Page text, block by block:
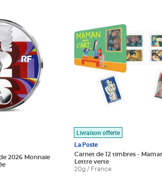
2026 Monnaie
Livraison offerte
La Poste
Carnet de 12 timbres -
Lettre verte
20g / France